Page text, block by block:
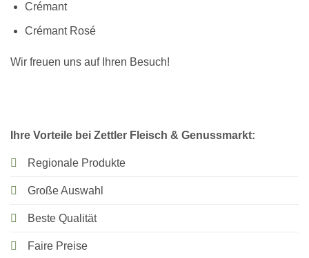
Crémant
Crémant Rosé
Wir freuen uns auf Ihren Besuch!
Ihre Vorteile bei Zettler Fleisch & Genussmarkt:
Regionale Produkte
Große Auswahl
Beste Qualität
Faire Preise